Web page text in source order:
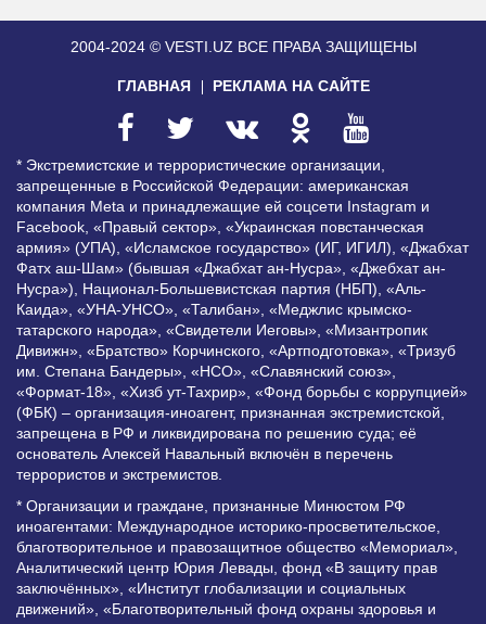
2004-2024 © VESTI.UZ ВСЕ ПРАВА ЗАЩИЩЕНЫ
ГЛАВНАЯ РЕКЛАМА НА САЙТЕ
* Экстремистские и террористические организации,
запрещенные в Российской Федерации: американская
компания Meta и принадлежащие ей соцсети Instagram и
Facebook, «Правый сектор», «Украинская повстанческая
армия» (УПА), «Исламское государство» (ИГ, ИГИЛ), «Джабхат
Фатх аш-Шам» (бывшая «Джабхат ан-Нусра», «Джебхат ан-
Нусра»), Национал-Большевистская партия (НБП), «Аль-
Каида», «УНА-УНСО», «Талибан», «Меджлис крымско-
татарского народа», «Свидетели Иеговы», «Мизантропик
Дивижн», «Братство» Корчинского, «Артподготовка», «Тризуб
им. Степана Бандеры», «НСО», «Славянский союз»,
«Формат-18», «Хизб ут-Тахрир», «Фонд борьбы с коррупцией»
(ФБК) – организация-иноагент, признанная экстремистской,
запрещена в РФ и ликвидирована по решению суда; её
основатель Алексей Навальный включён в перечень
террористов и экстремистов.
* Организации и граждане, признанные Минюстом РФ
иноагентами: Международное историко-просветительское,
благотворительное и правозащитное общество «Мемориал»,
Аналитический центр Юрия Левады, фонд «В защиту прав
заключённых», «Институт глобализации и социальных
движений», «Благотворительный фонд охраны здоровья и